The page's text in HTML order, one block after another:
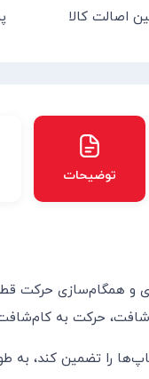
اصالت کالا
توضیحات
حرکت
حرکت به کام‌شافت
را تضمین کند، به